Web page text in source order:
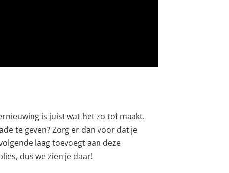
is juist wat het zo tof maakt.
te geven? Zorg er dan voor dat je
laag toevoegt aan deze
dus we zien je daar!